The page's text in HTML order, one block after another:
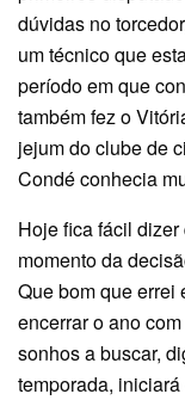
dúvidas no
um técnico que
período em que
também fez o
jejum do clube de
Condé conhecia
Hoje fica fácil
momento da
Que bom que errei
encerrar o ano
sonhos a buscar,
temporada,